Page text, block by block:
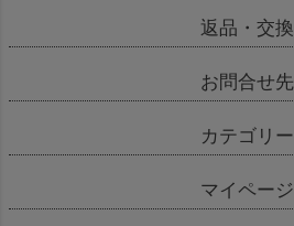
返品・交換
お問合せ先
カテゴリー
マイページ